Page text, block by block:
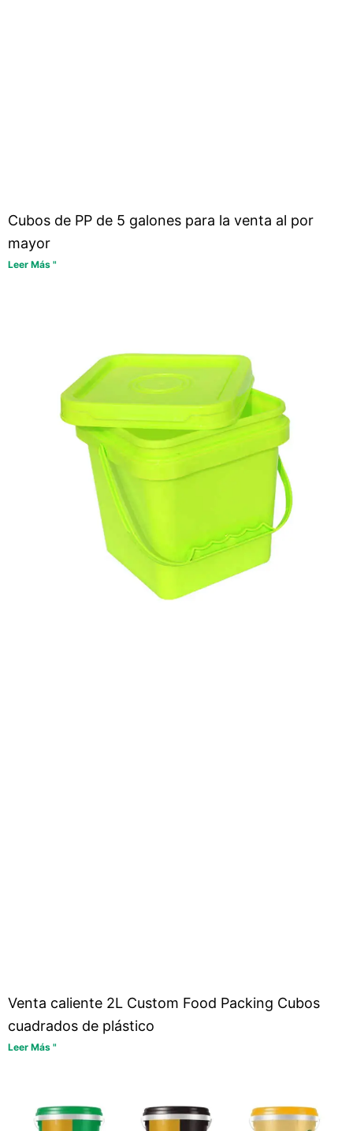
Cubos de PP de 5 galones para la venta al por
mayor
Leer Más "
Venta caliente 2L Custom Food Packing Cubos
cuadrados de plástico
Leer Más "